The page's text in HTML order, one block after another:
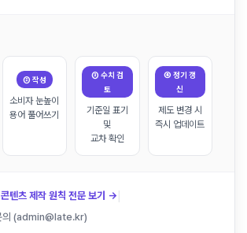
② 작성
소비자 눈높이
용어 풀어쓰기
③ 수치 검
토
기준일 표기
및
교차 확인
④ 정기 갱
신
제도 변경 시
즉시 업데이트
텐츠 제작 원칙 전문 보기 → |
의 (admin@late.kr)